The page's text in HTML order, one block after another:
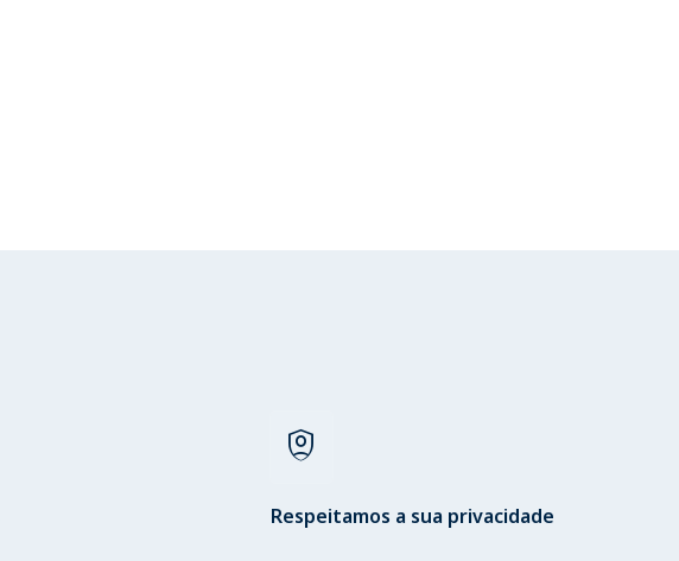
shield_person
Respeitamos a sua privacidade